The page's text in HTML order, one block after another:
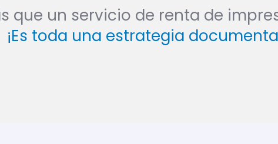
que un servicio de renta de
¡Es toda una estrategia